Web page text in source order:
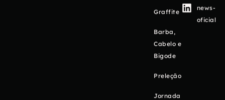
Graffite
Barba,
Cabelo e
Bigode
Preleção
Jornada
news-
oficial